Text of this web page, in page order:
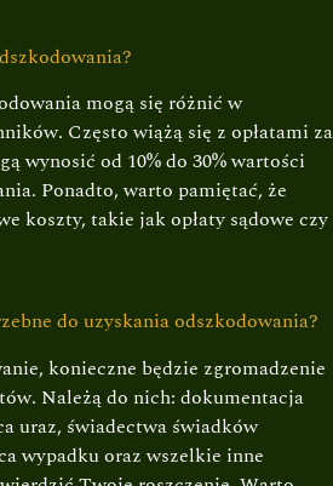
mogą się różnić w
Często wiążą się z opłatami za
wynosić od 10% do 30% wartości
Ponadto, warto pamiętać, że
koszty, takie jak opłaty sądowe czy
do uzyskania odszkodowania?
konieczne będzie zgromadzenie
Należą do nich: dokumentacja
uraz, świadectwa świadków
wypadku oraz wszelkie inne